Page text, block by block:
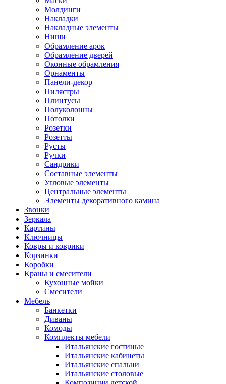
Молдинги
Накладки
Накладные элементы
Ниши
Обрамление арок
Обрамление дверей
Оконные обрамления
Орнаменты
Панели-декор
Пилястры
Плинтусы
Полуколонны
Потолки
Розетки
Розетты
Русты
Ручки
Сандрики
Составные элементы
Угловые элементы
Центральные элементы
Элементы декоративного камина
Звонки
Зеркала
Картины
Ключницы
Ковры и коврики
Корзинки
Коробки
Краны и смесители
Кухонные мойки
Смесители
Мебель
Банкетки
Диваны
Комоды
Комплекты мебели
Итальянские гостиные
Итальянские кабинеты
Итальянские спальни
Итальянские столовые